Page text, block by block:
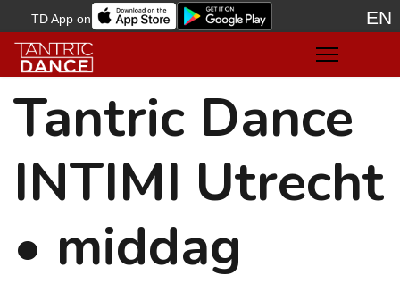
TD App on EN
Tantric Dance
INTIMI Utrecht
• middag